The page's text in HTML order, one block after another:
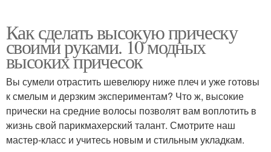
Как сделать высокую прическу
своими руками. 10 модных
высоких причесок
Вы сумели отрастить шевелюру ниже плеч и уже готовы
к смелым и дерзким экспериментам? Что ж, высокие
прически на средние волосы позволят вам воплотить в
жизнь свой парикмахерский талант. Смотрите наш
мастер-класс и учитесь новым и стильным укладкам.